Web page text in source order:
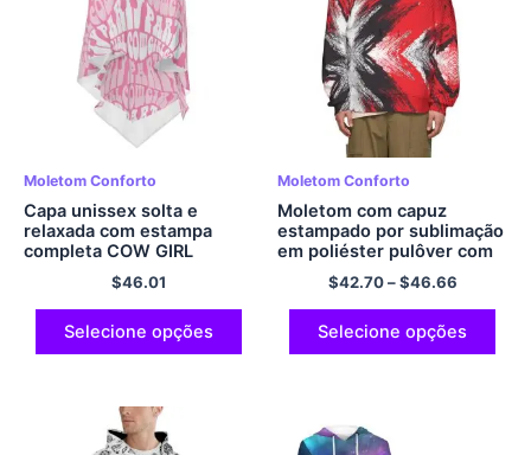
Moletom Conforto
Capa unissex solta e
relaxada com estampa
completa COW GIRL
$46.01
Selecione opções
Moletom Conforto
Moletom com capuz
estampado por sublimação
em poliéster pulôver com
capuz preto e vermelho
$42.70–$46.66
Selecione opções